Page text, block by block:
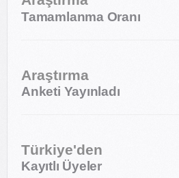
Tamamlanma Oranı
Araştırma
Anketi Yayınladı
Türkiye'den
Kayıtlı Üyeler